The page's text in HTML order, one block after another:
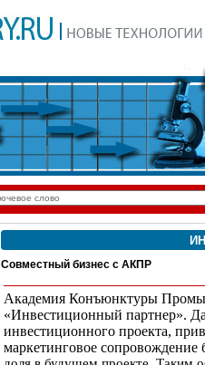
Совместный бизнес с АКПР
Академия Конъюнктуры
«Инвестиционный партнер».
инвестиционного проекта,
маркетинговое сопровождение